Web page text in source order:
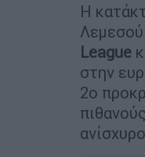
Η
League
στην
2ο